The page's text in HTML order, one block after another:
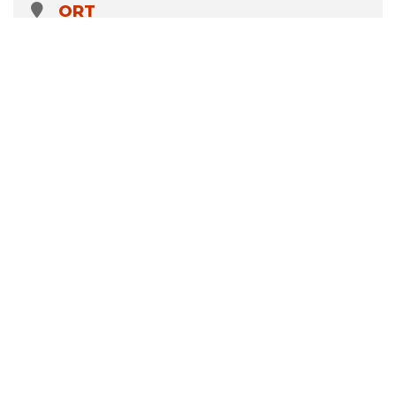
ORT